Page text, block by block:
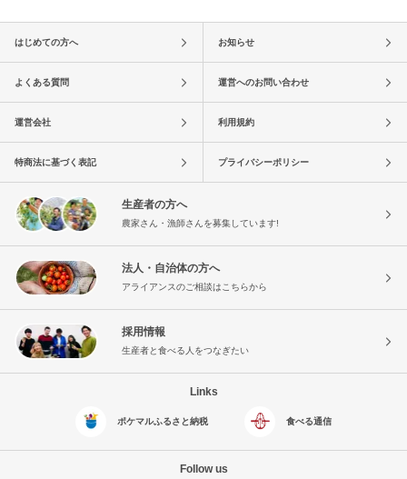
はじめての方へ お知らせ
よくある質問 運営へのお問い合わせ
運営会社 利用規約
特商法に基づく表記 プライバシーポリシー
生産者の方へ
農家さん・漁師さんを募集しています!
法人・自治体の方へ
アライアンスのご相談はこちらから
採用情報
生産者と食べる人をつなぎたい
Links
ポケマルふるさと納税 食べる通信
Follow us